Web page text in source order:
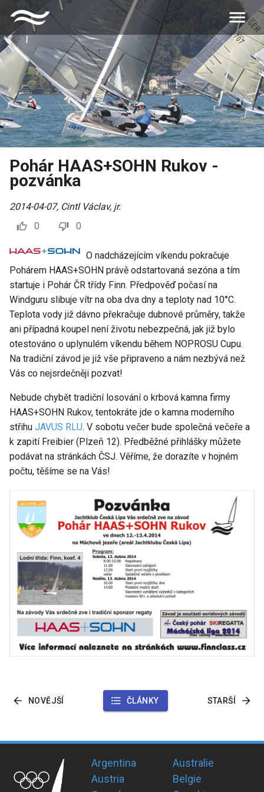
Pohár HAAS+SOHN Rukov -
pozvánka
2014-04-07, Cintl Václav, jr.
0
0
O nadcházejícím víkendu pokračuje
Pohárem HAAS+SOHN právě odstartovaná sezóna a tím
startuje i Pohár ČR třídy Finn. Předpověď počasí na
Windguru slibuje vítr na oba dva dny a teploty nad 10°C.
Teplota vody již dávno překračuje dubnové průměry, takže
ani případná koupel není životu nebezpečná, jak již bylo
otestováno o uplynulém víkendu během NOPROSU Cupu.
Na tradiční závod je již vše připraveno a nám nezbývá než
Vás co nejsrdečněji pozvat!
Nebude chybět tradiční losování o krbová kamna firmy
HAAS+SOHN Rukov, tentokráte jde o kamna moderního
střihu JAVUS RLU. V sobotu večer bude společná večeře a
k zapití Freibier (Plzeň 12). Předběžné přihlášky můžete
podávat na stránkách ČSJ. Věříme, že dorazíte v hojném
počtu, těšíme se na Vás!
NOVĚJŠÍ ČLÁNKY STARŠÍ
Argentina
Australie
Austria
Belgie